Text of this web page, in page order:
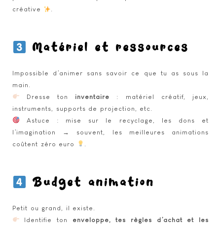
créative
.
Matériel et ressources
Impossible d’animer sans savoir ce que tu as sous la
main.
Dresse ton inventaire : matériel créatif, jeux,
instruments, supports de projection, etc.
Astuce : mise sur le recyclage, les dons et
l’imagination → souvent, les meilleures animations
coûtent zéro euro
.
Budget animation
Petit ou grand, il existe.
Identifie ton enveloppe, tes règles d’achat et les